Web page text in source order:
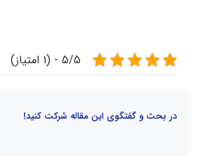
5/5 - (1 امتیاز)
در بحث و گفتگوی این مقاله شرکت کنید!